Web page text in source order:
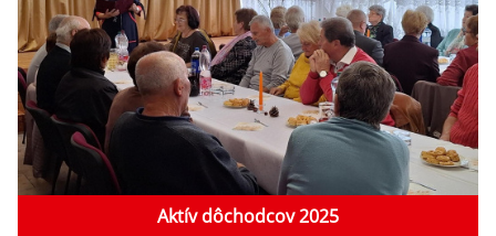
Aktív dôchodcov 2025